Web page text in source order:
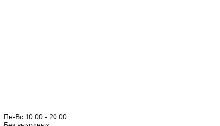
Пн-Вс 10:00 - 20:00